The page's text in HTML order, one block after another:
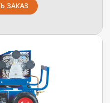
ЗАКАЗ